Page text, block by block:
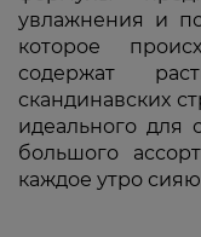
увлажнения и
которое
содержат
скандинавских
идеального для
большого
каждое утро